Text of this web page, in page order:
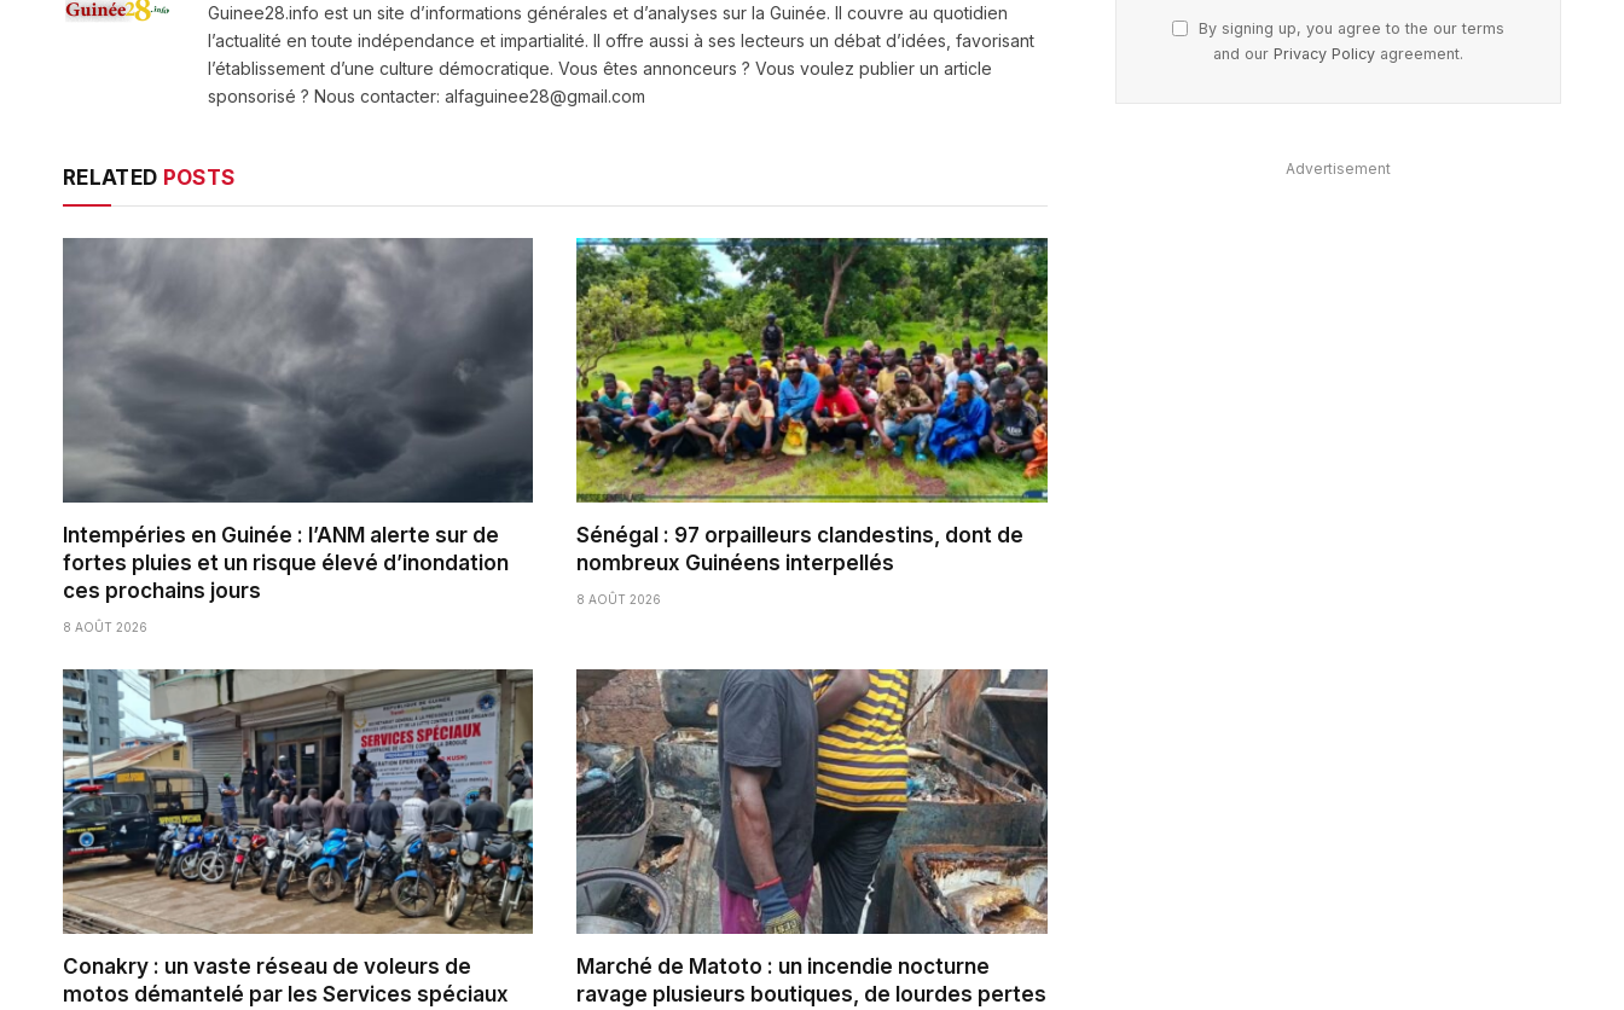
Guinee28.info est un site d’informations générales et d’analyses sur la Guinée. Il couvre au quotidien
l’actualité en toute indépendance et impartialité. Il offre aussi à ses lecteurs un débat d’idées, favorisant
l’établissement d’une culture démocratique. Vous êtes annonceurs ? Vous voulez publier un article
sponsorisé ? Nous contacter: alfaguinee28@gmail.com
RELATED POSTS
Intempéries en Guinée : l’ANM alerte sur de
fortes pluies et un risque élevé d’inondation
ces prochains jours
8 AOÛT 2026
Sénégal : 97 orpailleurs clandestins, dont de
nombreux Guinéens interpellés
8 AOÛT 2026
Conakry : un vaste réseau de voleurs de
motos démantelé par les Services spéciaux
Marché de Matoto : un incendie nocturne
ravage plusieurs boutiques, de lourdes pertes
By signing up, you agree to the our terms
and our Privacy Policyagreement.
Advertisement